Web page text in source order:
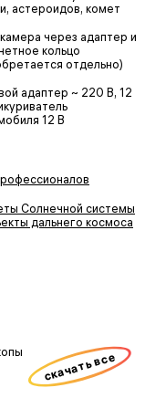
астероидов, комет
через адаптер и
кольцо
отдельно)
адаптер ~ 220 В, 12
12 В
Солнечной системы
дальнего космоса
скачать все